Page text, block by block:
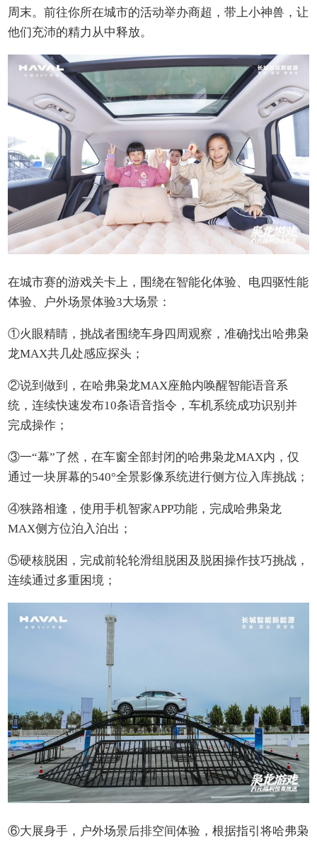
周末。前往你所在城市的活动举办商超，带上小神兽，让
他们充沛的精力从中释放。
在城市赛的游戏关卡上，围绕在智能化体验、电四驱性能
体验、户外场景体验3大场景：
①火眼精睛，挑战者围绕车身四周观察，准确找出哈弗枭
龙MAX共几处感应探头；
②说到做到，在哈弗枭龙MAX座舱内唤醒智能语音系
统，连续快速发布10条语音指令，车机系统成功识别并
完成操作；
③一“幕”了然，在车窗全部封闭的哈弗枭龙MAX内，仅
通过一块屏幕的540°全景影像系统进行侧方位入库挑战；
④狭路相逢，使用手机智家APP功能，完成哈弗枭龙
MAX侧方位泊入泊出；
⑤硬核脱困，完成前轮轮滑组脱困及脱困操作技巧挑战，
连续通过多重困境；
⑥大展身手，户外场景后排空间体验，根据指引将哈弗枭